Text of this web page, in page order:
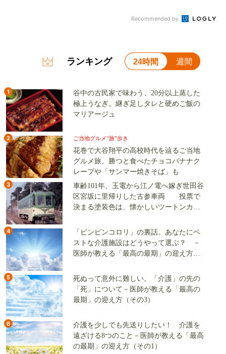
Recommended by
ランキング 24時間 週間
1
谷中の古民家で味わう、20分以上蒸した
極上うなぎ。継ぎ足しタレと硬めご飯の
マリアージュ
2 ご当地グルメ“旅”歩き
花巻で大谷翔平の高校時代を辿るご当地
グルメ旅。勝つと食べたチョコバナナク
レープや「サンマー焼きそば」も
3
車齢101年、玉電から江ノ電へ嫁ぎ世田谷
区宮坂に里帰りした古参車両 投票で
決まる塗装色は、懐かしいツートンカラ
4
「ピンピンコロリ」の裏話。あなたにベ
ストな介護施設はどうやって選ぶ？ －
医師が教える「最高の最期」の迎え方
5
死ぬって意外に難しい。「介護」の先の
「死」について－医師が教える「最高の
最期」の迎え方（その3）
6
介護を少しでも先送りしたい！ 介護を
遠ざける8つのこと－医師が教える「最高
の最期」の迎え方（その1）